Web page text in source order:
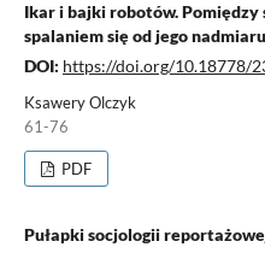
Ikar i bajki robotów. Pomiędzy
spalaniem się od jego nadmiaru
DOI: https://doi.org/10.18778/
Ksawery Olczyk
61-76
PDF
Pułapki socjologii